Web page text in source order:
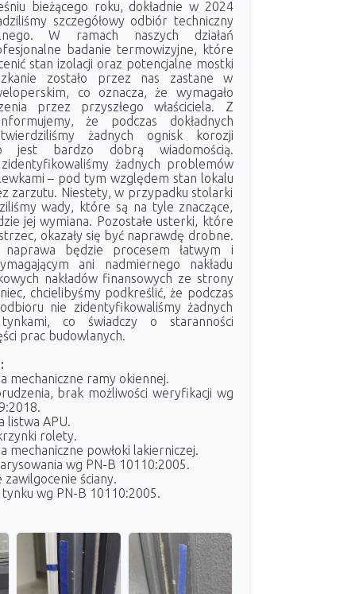
bieżącego roku, dokładnie w 2024
szczegółowy odbiór techniczny
W ramach naszych działań
badanie termowizyjne, które
stan izolacji oraz potencjalne mostki
zostało przez nas zastane w
co oznacza, że wymagało
przez przyszłego właściciela. Z
że podczas dokładnych
żadnych ognisk korozji
jest bardzo dobrą wiadomością.
żadnych problemów
– pod tym względem stan lokalu
zarzutu. Niestety, w przypadku stolarki
wady, które są na tyle znaczące,
jej wymiana. Pozostałe usterki, które
okazały się być naprawdę drobne.
będzie procesem łatwym i
ani nadmiernego nakładu
nakładów finansowych ze strony
chcielibyśmy podkreślić, że podczas
nie zidentyfikowaliśmy żadnych
co świadczy o staranności
prac budowlanych.
mechaniczne ramy okiennej.
brak możliwości weryfikacji wg
listwa APU.
rolety.
mechaniczne powłoki lakierniczej.
wg PN-B 10110:2005.
zawilgocenie ściany.
tynku wg PN-B 10110:2005.